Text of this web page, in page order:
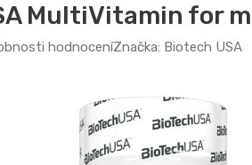
MultiVitamin for
hodnoceníZnačka: Biotech USA